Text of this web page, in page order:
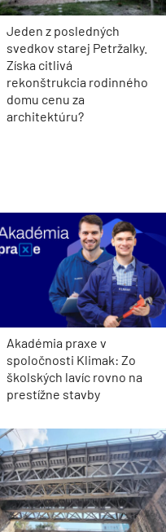
Jeden z posledných
svedkov starej Petržalky.
Získa citlivá
rekonštrukcia rodinného
domu cenu za
architektúru?
Akadémia praxe v
spoločnosti Klimak: Zo
školských lavíc rovno na
prestížne stavby